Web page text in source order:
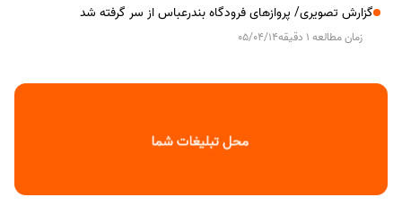
گزارش تصویری/ پروازهای فرودگاه بندرعباس از سر گرفته شد
زمان مطالعه 1 دقیقه 05/04/14